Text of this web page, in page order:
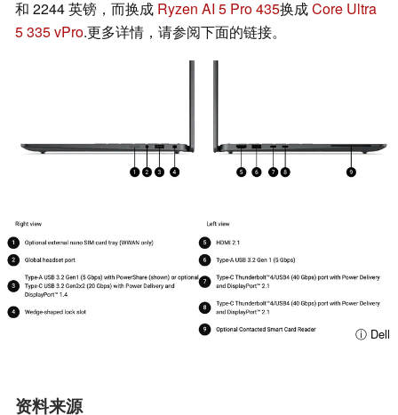
和 2244 英镑，而换成 Ryzen AI 5 Pro 435换成Core Ultra
5 335 vPro.更多详情，请参阅下面的链接。
ⓘ Dell
资料来源